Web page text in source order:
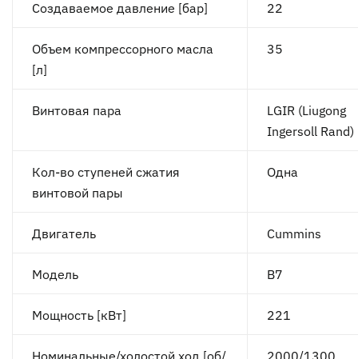
Создаваемое давление [бар] 22
Объем компрессорного масла
[л]
35
Винтовая пара
LGIR (Liugong
Ingersoll Rand)
Кол-во ступеней сжатия
винтовой пары
Одна
Двигатель Cummins
Модель B7
Мощность [кВт] 221
Номинальные/холостой ход [об/ 2000/1300